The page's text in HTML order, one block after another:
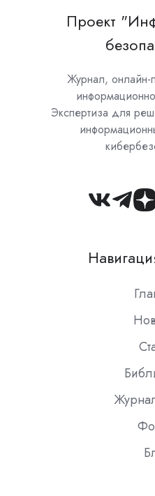
Проект
Журнал,
Экспертиза для